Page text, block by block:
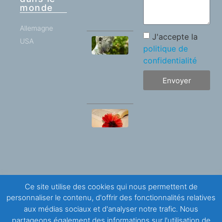
monde
Allemagne
USA
Un
dans
l’épreuve
de
Sales
/ 2ème
Partie
J'accepte la
politique de
confidentialité
Envoyer
Ce site utilise des cookies qui nous permettent de
personnaliser le contenu, d'offrir des fonctionnalités relatives
aux médias sociaux et d'analyser notre trafic. Nous